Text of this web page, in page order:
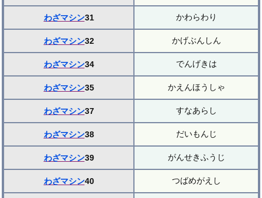
わざマシン31 かわらわり
わざマシン32 かげぶんしん
わざマシン34 でんげきは
わざマシン35 かえんほうしゃ
わざマシン37 すなあらし
わざマシン38 だいもんじ
わざマシン39 がんせきふうじ
わざマシン40 つばめがえし